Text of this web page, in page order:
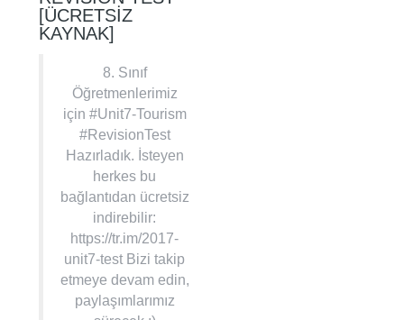
[ÜCRETSİZ
KAYNAK]
8. Sınıf
Öğretmenlerimiz
için #Unit7-Tourism
#RevisionTest
Hazırladık. İsteyen
herkes bu
bağlantıdan ücretsiz
indirebilir:
https://tr.im/2017-
unit7-test Bizi takip
etmeye devam edin,
paylaşımlarımız